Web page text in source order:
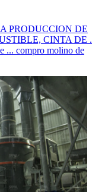
PRODUCCION DE
CINTA DE .
... compro molino de